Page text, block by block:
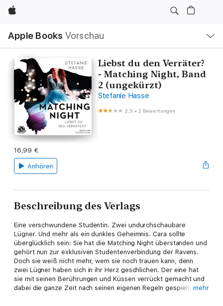
Apple
Apple Books Vorschau
Navigation
Menü
öffnen
Liebst du den Verräter?
- Matching Night, Band
2 (ungekürzt)
Stefanie Hasse
2,5 •2 Bewertungen
16,99 €
Anhören
Beschreibung des Verlags
Eine verschwundene Studentin. Zwei undurchschaubare
Lügner. Und mehr als ein dunkles Geheimnis. Cara sollte
überglücklich sein: Sie hat die Matching Night überstanden und
gehört nun zur exklusiven Studentenverbindung der Ravens.
Doch sie weiß nicht mehr, wem sie noch trauen kann, denn
zwei Lügner haben sich in ihr Herz geschlichen. Der eine hat
sie mit seinen Berührungen und Küssen verrückt gemacht und
dabei die ganze Zeit nach seinen eigenen Regeln gespielt. Dem
mehr